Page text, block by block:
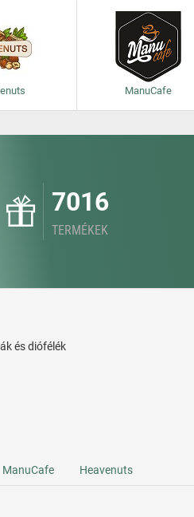
ManuCafe
7016
TERMÉKEK
és diófélék
ManuCafe Heavenuts